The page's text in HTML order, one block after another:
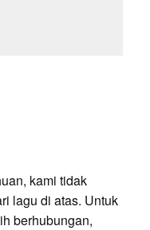
kami tidak
lagu di atas. Untuk
berhubungan,